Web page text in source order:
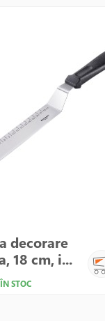
decorare
18 cm, i...
ÎN STOC